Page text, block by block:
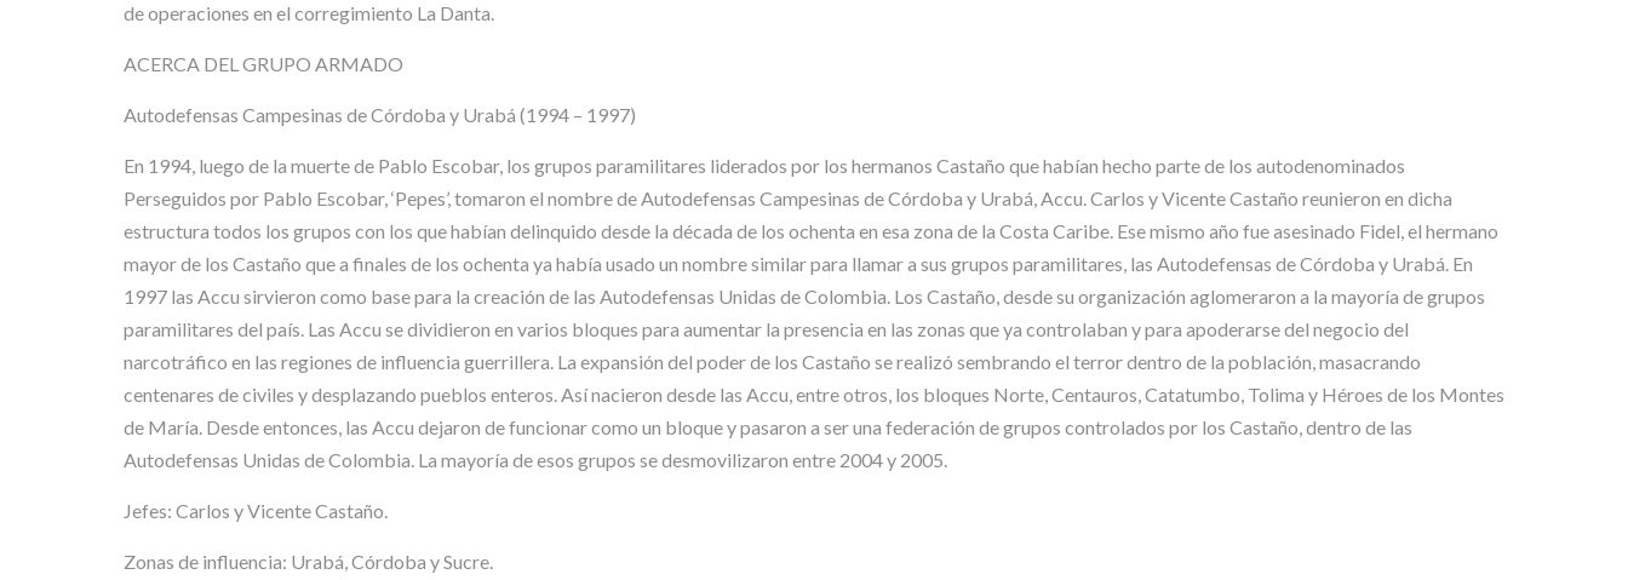
de operaciones en el corregimiento La Danta.
ACERCA DEL GRUPO ARMADO
Autodefensas Campesinas de Córdoba y Urabá (1994 – 1997)
En 1994, luego de la muerte de Pablo Escobar, los grupos paramilitares liderados por los hermanos Castaño que habían hecho parte de los autodenominados
Perseguidos por Pablo Escobar, ‘Pepes’, tomaron el nombre de Autodefensas Campesinas de Córdoba y Urabá, Accu. Carlos y Vicente Castaño reunieron en dicha
estructura todos los grupos con los que habían delinquido desde la década de los ochenta en esa zona de la Costa Caribe. Ese mismo año fue asesinado Fidel, el hermano
mayor de los Castaño que a finales de los ochenta ya había usado un nombre similar para llamar a sus grupos paramilitares, las Autodefensas de Córdoba y Urabá. En
1997 las Accu sirvieron como base para la creación de las Autodefensas Unidas de Colombia. Los Castaño, desde su organización aglomeraron a la mayoría de grupos
paramilitares del país. Las Accu se dividieron en varios bloques para aumentar la presencia en las zonas que ya controlaban y para apoderarse del negocio del
narcotráfico en las regiones de influencia guerrillera. La expansión del poder de los Castaño se realizó sembrando el terror dentro de la población, masacrando
centenares de civiles y desplazando pueblos enteros. Así nacieron desde las Accu, entre otros, los bloques Norte, Centauros, Catatumbo, Tolima y Héroes de los Montes
de María. Desde entonces, las Accu dejaron de funcionar como un bloque y pasaron a ser una federación de grupos controlados por los Castaño, dentro de las
Autodefensas Unidas de Colombia. La mayoría de esos grupos se desmovilizaron entre 2004 y 2005.
Jefes: Carlos y Vicente Castaño.
Zonas de influencia: Urabá, Córdoba y Sucre.